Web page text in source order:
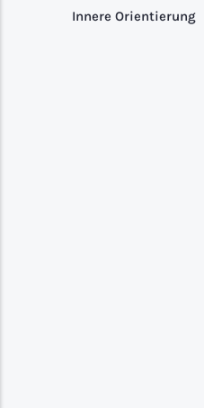
Innere Orientierung